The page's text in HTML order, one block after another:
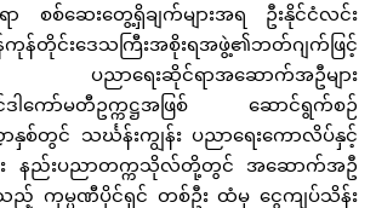
ာ စစ်ဆေးတွေ့ရှိချက်များအရ ဦးနိုင်ငံလင်း
ဒေသကြီးအစိုးရအဖွဲ့၏ဘတ်ဂျက်ဖြင့်
ညာရေးဆိုင်ရာအဆောက်အဦများ
ဒါကော်မတီဥက္ကဋ္ဌအဖြစ် ဆောင်ရွက်စဉ်
ာနှစ်တွင် သင်္ဃန်းကျွန်း ပညာရေးကောလိပ်နှင့်
း နည်းပညာတက္ကသိုလ်တို့တွင် အဆောက်အဦ
ကုမ္ပဏီပိုင်ရှင် တစ်ဦး ထံမှ ငွေကျပ်သိန်း